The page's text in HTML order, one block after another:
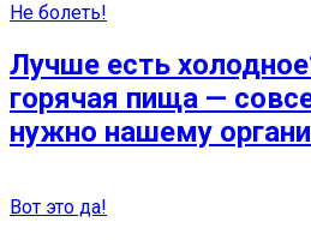
Не болеть!
Лучше есть
горячая пища —
нужно нашему
Вот это да!